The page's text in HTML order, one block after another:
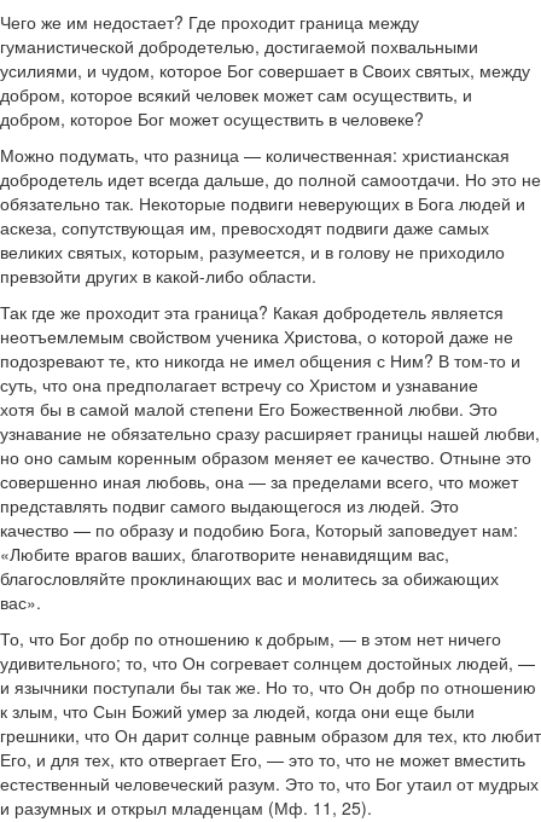
Чего же им недостает? Где проходит граница между
гуманистической добродетелью, достигаемой похвальными
усилиями, и чудом, которое Бог совершает в Своих святых, между
добром, которое всякий человек может сам осуществить, и
добром, которое Бог может осуществить в человеке?
Можно подумать, что разница — количественная: христианская
добродетель идет всегда дальше, до полной самоотдачи. Но это не
обязательно так. Некоторые подвиги неверующих в Бога людей и
аскеза, сопутствующая им, превосходят подвиги даже самых
великих святых, которым, разумеется, и в голову не приходило
превзойти других в какой-либо области.
Так где же проходит эта граница? Какая добродетель является
неотъемлемым свойством ученика Христова, о которой даже не
подозревают те, кто никогда не имел общения с Ним? В том-то и
суть, что она предполагает встречу со Христом и узнавание
хотя бы в самой малой степени Его Божественной любви. Это
узнавание не обязательно сразу расширяет границы нашей любви,
но оно самым коренным образом меняет ее качество. Отныне это
совершенно иная любовь, она — за пределами всего, что может
представлять подвиг самого выдающегося из людей. Это
качество — по образу и подобию Бога, Который заповедует нам:
«Любите врагов ваших, благотворите ненавидящим вас,
благословляйте проклинающих вас и молитесь за обижающих
вас».
То, что Бог добр по отношению к добрым, — в этом нет ничего
удивительного; то, что Он согревает солнцем достойных людей, —
и язычники поступали бы так же. Но то, что Он добр по отношению
к злым, что Сын Божий умер за людей, когда они еще были
грешники, что Он дарит солнце равным образом для тех, кто любит
Его, и для тех, кто отвергает Его, — это то, что не может вместить
естественный человеческий разум. Это то, что Бог утаил от мудрых
и разумных и открыл младенцам (Мф. 11, 25).